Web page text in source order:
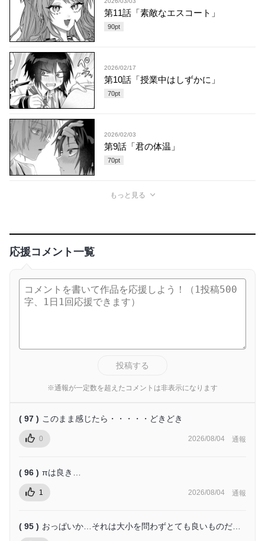
第11話「素敵なエスコート」
90pt
2026/02/17
第10話「授業中はしずかに」
70pt
2026/02/03
第9話「君の体温」
70pt
もっと見る
応援コメント一覧
投稿する
※通報が一定数を超えたコメントは非表示になります
( 97 ) このまま感じたら・・・・・どきどき
0 2026/08/04 通報
( 96 ) πは良き…
1 2026/08/04 通報
( 95 ) おっぱいか…それは大小を問わずとても良いものだ…